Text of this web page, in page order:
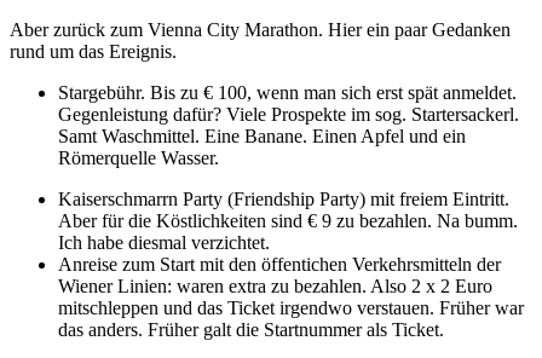
Aber zurück zum Vienna City Marathon. Hier ein paar Gedanken
rund um das Ereignis.
Stargebühr. Bis zu € 100, wenn man sich erst spät anmeldet.
Gegenleistung dafür? Viele Prospekte im sog. Startersackerl.
Samt Waschmittel. Eine Banane. Einen Apfel und ein
Römerquelle Wasser.
Kaiserschmarrn Party (Friendship Party) mit freiem Eintritt.
Aber für die Köstlichkeiten sind € 9 zu bezahlen. Na bumm.
Ich habe diesmal verzichtet.
Anreise zum Start mit den öffentichen Verkehrsmitteln der
Wiener Linien: waren extra zu bezahlen. Also 2 x 2 Euro
mitschleppen und das Ticket irgendwo verstauen. Früher war
das anders. Früher galt die Startnummer als Ticket.